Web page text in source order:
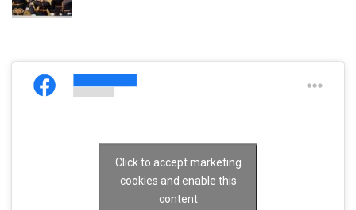
Click to accept marketing
cookies and enable this
content